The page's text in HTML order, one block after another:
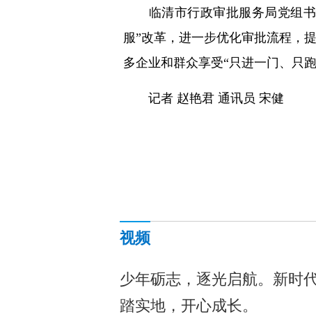
临清市行政审批服务局党组书
服”改革，进一步优化审批流程，
多企业和群众享受“只进一门、只
记者 赵艳君 通讯员 宋健
视频
少年砺志，逐光启航。新时
踏实地，开心成长。